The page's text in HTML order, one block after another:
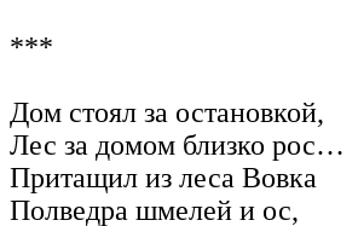
***
Дом стоял за остановкой,
Лес за домом близко рос…
Притащил из леса Вовка
Полведра шмелей и ос,